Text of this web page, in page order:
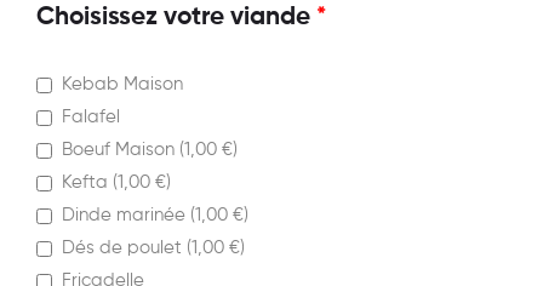
Choisissez votre viande *
Kebab Maison
Falafel
Boeuf Maison (1,00 €)
Kefta (1,00 €)
Dinde marinée (1,00 €)
Dés de poulet (1,00 €)
Fricadelle